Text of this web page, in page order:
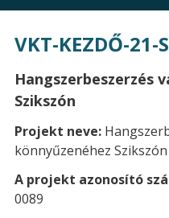
VKT-KEZDŐ-21-
Hangszerbeszerzés
Szikszón
Projekt neve:
könnyűzenéhez Szikszón
A projekt azonosító
0089